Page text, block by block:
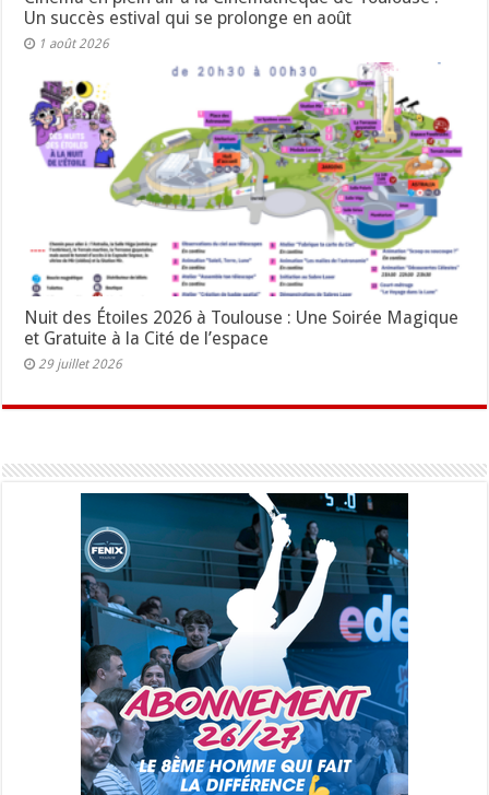
Un succès estival qui se prolonge en août
1 août 2026
Nuit des Étoiles 2026 à Toulouse : Une Soirée Magique
et Gratuite à la Cité de l’espace
29 juillet 2026